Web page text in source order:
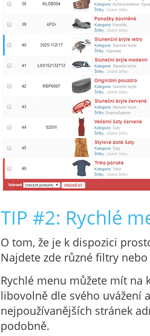
TIP #2: Rychlé
O tom, že je k dispozici
Najdete zde různé filtry
Rychlé menu můžete mít na
libovolně dle svého uvážení
nejpoužívanějších stránek
podobně.